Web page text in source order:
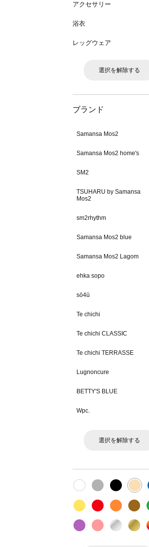
アクセサリー
浴衣
レッグウェア
選択を解除する
ブランド
Samansa Mos2
Samansa Mos2 home's
SM2
TSUHARU by Samansa
Mos2
sm2rhythm
Samansa Mos2 blue
Samansa Mos2 Lagom
ehka sopo
sō4ū
Te chichi
Te chichi CLASSIC
Te chichi TERRASSE
Lugnoncure
BETTY'S BLUE
Wpc.
選択を解除する